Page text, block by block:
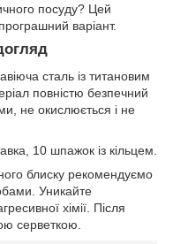
посуду? Цей
варіант.
сталь із титановим
повністю безпечний
не окислюється і не
10 шпажок із кільцем.
блиску рекомендуємо
Уникайте
хімії. Після
серветкою.